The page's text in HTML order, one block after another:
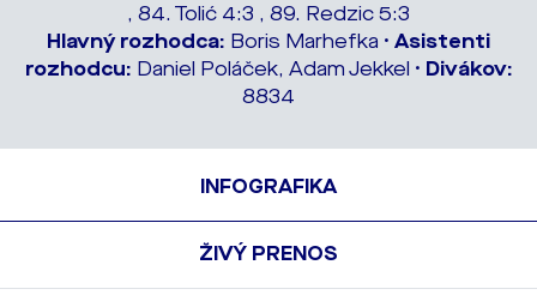
, 84. Tolić 4:3 , 89. Redzic 5:3
Hlavný rozhodca: Boris Marhefka • Asistenti
rozhodcu: Daniel Poláček, Adam Jekkel • Divákov:
8834
INFOGRAFIKA
ŽIVÝ PRENOS